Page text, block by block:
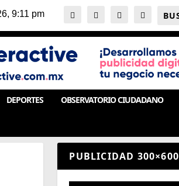
DEPORTES OBSERVATORIO CIUDADANO
PUBLICIDAD 300×600